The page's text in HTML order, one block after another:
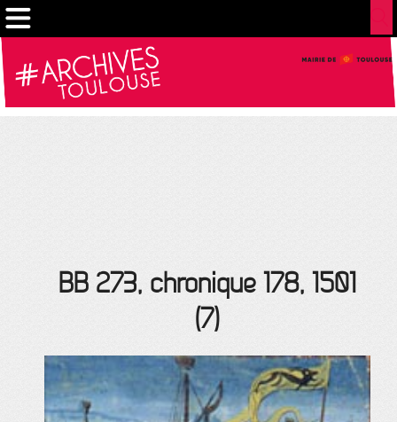
BB 273, chronique 178, 1501
(7)
Cookies management panel